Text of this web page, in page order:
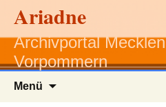
Ariadne
Archivportal
Vorpommern
Menü